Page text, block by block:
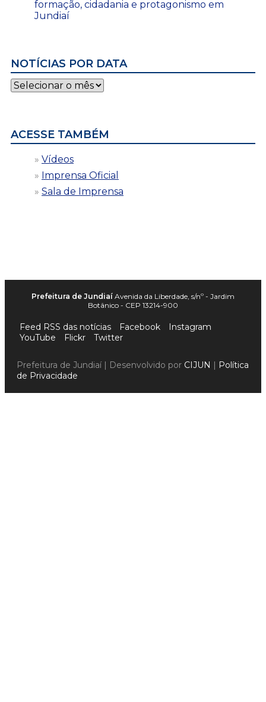
formação, cidadania e protagonismo em
Jundiaí
NOTÍCIAS POR DATA
Notícias
por
ACESSE TAMBÉM
Vídeos
Imprensa Oficial
Sala de Imprensa
Prefeitura de Jundiaí Avenida da Liberdade, s/nº - Jardim
Botânico - CEP 13214-900
Feed RSS das notícias Facebook
Instagram
YouTube
Flickr Twitter
Prefeitura de Jundiaí | Desenvolvido por CIJUN | Política
de Privacidade